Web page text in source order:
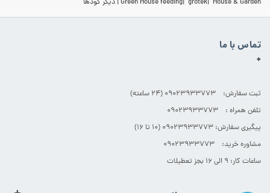
Green House feeding grotek House & Garden دیگر کودها
تماس با ما
+
ثبت سفارش: 09023933773 (۲۴ ساعته)
تلفن همراه : 09023933773
پیگیری سفارش: 09023933773 (۱۰ تا ۱۶)
مشاوره خرید: 09023933773
ساعات کار: ۹ الی ۱۶ بجز تعطیلات